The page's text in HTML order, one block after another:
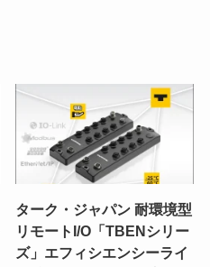
ターク・ジャパン 耐環境型
リモートI/O「TBENシリー
ズ」エフィシエンシーライ